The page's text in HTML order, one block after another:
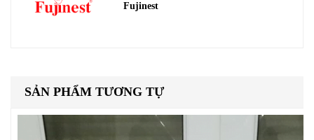
Fujinest
SẢN PHẨM TƯƠNG TỰ